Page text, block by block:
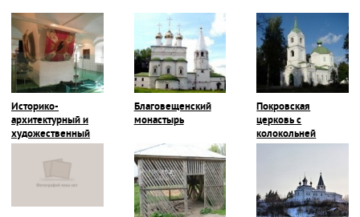
Историко-
архитектурный и
художественный
Благовещенский
монастырь
Покровская
церковь с
колокольней